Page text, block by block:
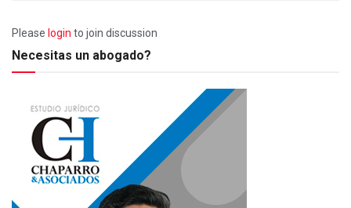
Please login to join discussion
Necesitas un abogado?